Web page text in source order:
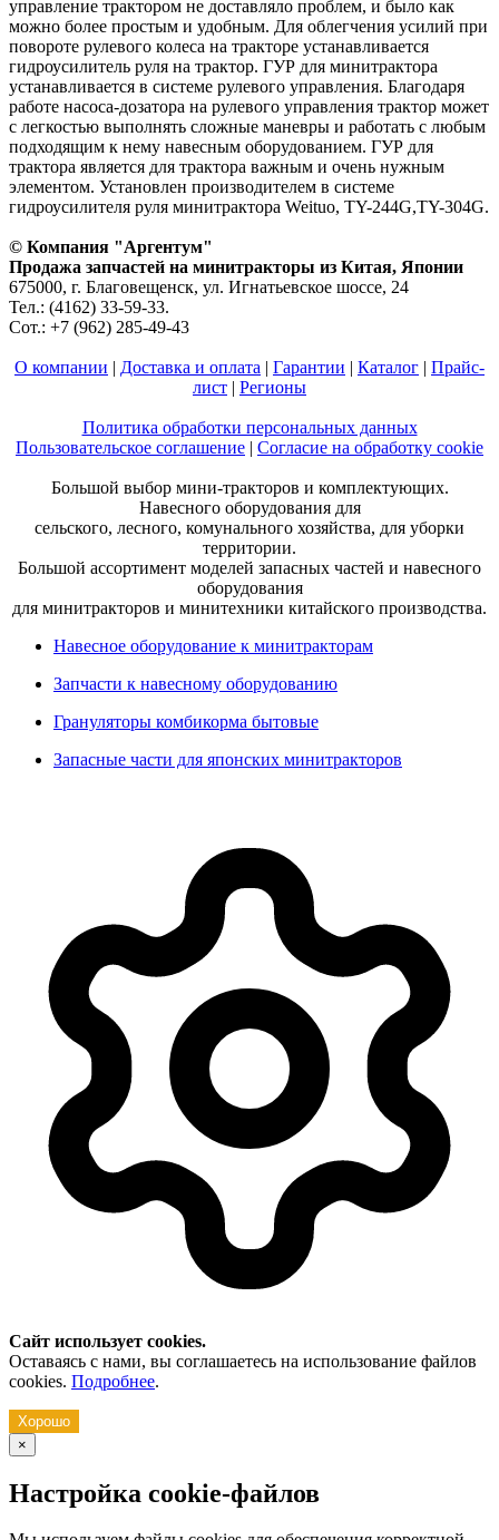
управление трактором не доставляло проблем, и было как
можно более простым и удобным. Для облегчения усилий при
повороте рулевого колеса на тракторе устанавливается
гидроусилитель руля на трактор. ГУР для минитрактора
устанавливается в системе рулевого управления. Благодаря
работе насоса-дозатора на рулевого управления трактор может
с легкостью выполнять сложные маневры и работать с любым
подходящим к нему навесным оборудованием. ГУР для
трактора является для трактора важным и очень нужным
элементом. Установлен производителем в системе
гидроусилителя руля минитрактора Weituo, TY-244G,TY-304G.
© Компания "Аргентум"
Продажа запчастей на минитракторы из Китая, Японии
675000, г. Благовещенск, ул. Игнатьевское шоссе, 24
Тел.: (4162) 33-59-33.
Сот.: +7 (962) 285-49-43
О компании | Доставка и оплата | Гарантии | Каталог | Прайс-
лист | Регионы
Политика обработки персональных данных
Пользовательское соглашение | Согласие на обработку cookie
Большой выбор мини-тракторов и комплектующих.
Навесного оборудования для
сельского, лесного, комунального хозяйства, для уборки
территории.
Большой ассортимент моделей запасных частей и навесного
оборудования
для минитракторов и минитехники китайского производства.
Навесное оборудование к минитракторам
Запчасти к навесному оборудованию
Грануляторы комбикорма бытовые
Запасные части для японских минитракторов
Сайт использует cookies.
Оставаясь с нами, вы соглашаетесь на использование файлов
cookies. Подробнее.
Хорошо
×
Настройка cookie-файлов